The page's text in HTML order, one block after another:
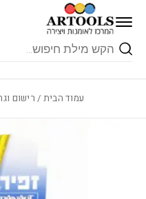
Skip to Content
Products
search
עמוד הבית / רישום
בחזרה למעלה